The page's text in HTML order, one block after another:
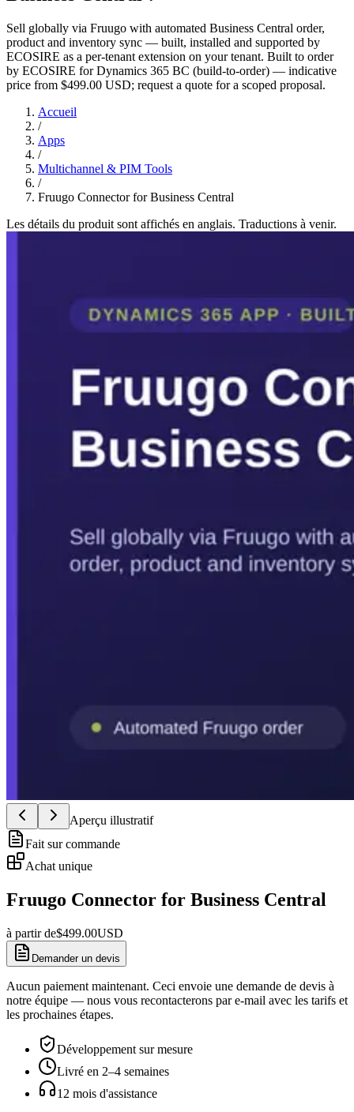
Sell globally via Fruugo with automated Business Central order,
product and inventory sync — built, installed and supported by
ECOSIRE as a per-tenant extension on your tenant. Built to order
by ECOSIRE for Dynamics 365 BC (build-to-order) — indicative
price from $499.00 USD; request a quote for a scoped proposal.
Accueil
/
Apps
/
Multichannel & PIM Tools
/
Fruugo Connector for Business Central
Les détails du produit sont affichés en anglais. Traductions à venir.
Aperçu illustratif
Fait sur commande
Achat unique
Fruugo Connector for Business Central
à partir de$499.00USD
Demander un devis
Aucun paiement maintenant. Ceci envoie une demande de devis à
notre équipe — nous vous recontacterons par e-mail avec les tarifs et
les prochaines étapes.
Développement sur mesure
Livré en 2–4 semaines
12 mois d'assistance